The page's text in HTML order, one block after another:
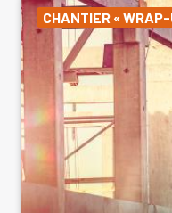
CHANTIER « WRAP-